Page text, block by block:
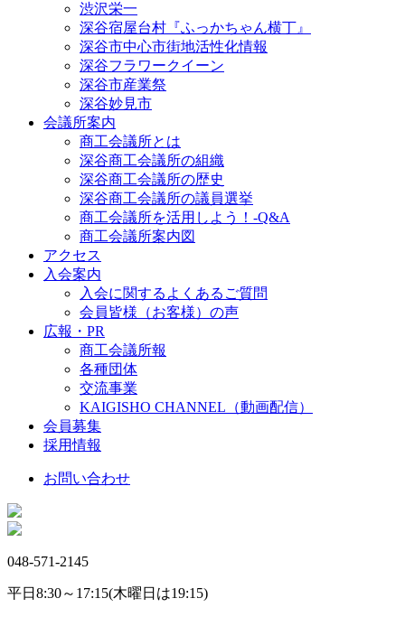
渋沢栄一
深谷宿屋台村『ふっかちゃん横丁』
深谷市中心市街地活性化情報
深谷フラワークイーン
深谷市産業祭
深谷妙見市
会議所案内
商工会議所とは
深谷商工会議所の組織
深谷商工会議所の歴史
深谷商工会議所の議員選挙
商工会議所を活用しよう！-Q&A
商工会議所案内図
アクセス
入会案内
入会に関するよくあるご質問
会員皆様（お客様）の声
広報・PR
商工会議所報
各種団体
交流事業
KAIGISHO CHANNEL（動画配信）
会員募集
採用情報
お問い合わせ
048-571-2145
平日8:30～17:15(木曜日は19:15)